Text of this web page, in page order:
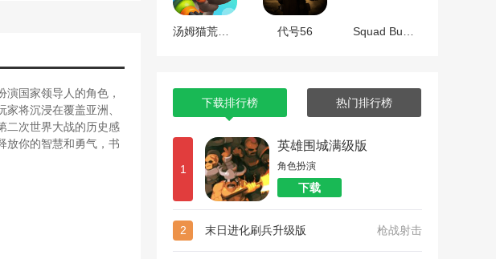
国家领导人的角色，
将沉浸在覆盖亚洲、
二次世界大战的历史感
放你的智慧和勇气，书
代号56
下载排行榜 热门排行榜
1
英雄围城满级版
角色扮演
下载
2 末日进化刷兵升级版 枪战射击